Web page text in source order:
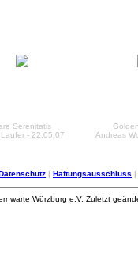
Serenitatis
- 22.05.07
Andreas
| Haftungsausschluss |
Würzburg e.V. Zuletzt